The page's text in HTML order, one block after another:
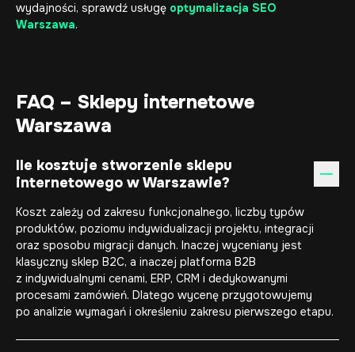
wydajności, sprawdź usługę optymalizacja SEO
Warszawa.
FAQ – Sklepy internetowe
Warszawa
Ile kosztuje stworzenie sklepu
internetowego w Warszawie?
Koszt zależy od zakresu funkcjonalnego, liczby typów
produktów, poziomu indywidualizacji projektu, integracji
oraz sposobu migracji danych. Inaczej wyceniany jest
klasyczny sklep B2C, a inaczej platforma B2B
z indywidualnymi cenami, ERP, CRM i dedykowanymi
procesami zamówień. Dlatego wycenę przygotowujemy
po analizie wymagań i określeniu zakresu pierwszego etapu.